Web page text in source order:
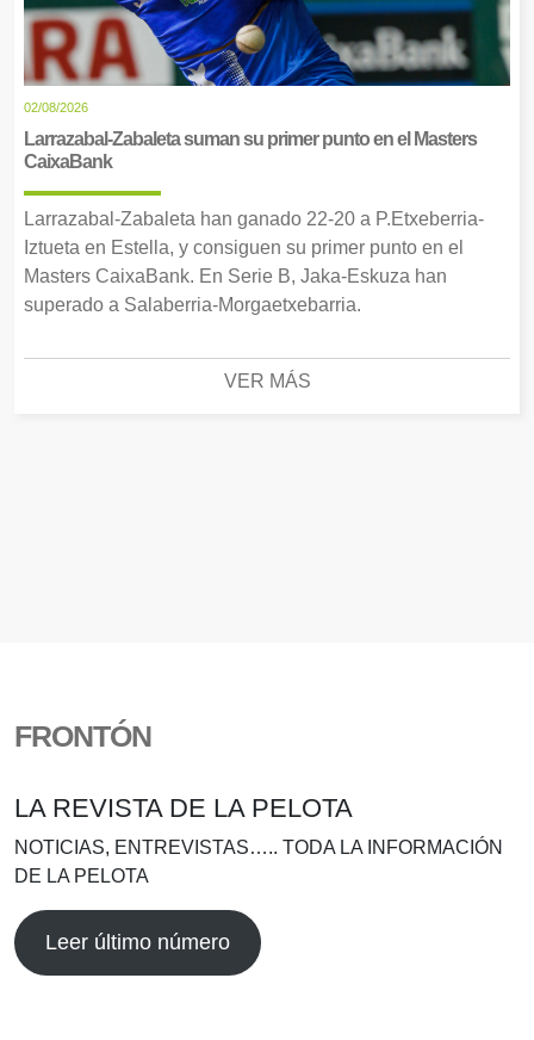
02/08/2026
Larrazabal-Zabaleta suman su primer punto en el Masters
CaixaBank
Larrazabal-Zabaleta han ganado 22-20 a P.Etxeberria-
Iztueta en Estella, y consiguen su primer punto en el
Masters CaixaBank. En Serie B, Jaka-Eskuza han
superado a Salaberria-Morgaetxebarria.
VER MÁS
FRONTÓN
LA REVISTA DE LA PELOTA
NOTICIAS, ENTREVISTAS….. TODA LA INFORMACIÓN
DE LA PELOTA
Leer último número